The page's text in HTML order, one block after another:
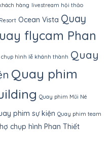
hàng livestream hội thảo
Ocean Vista Quay
flycam Phan
hình lễ khánh thành Quay
Quay phim
Quay phim Mũi Né
phim sự kiện Quay phim team
chụp hình Phan Thiết